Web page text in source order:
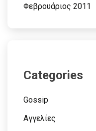
Φεβρουάριος 2011
Categories
Gossip
Αγγελίες